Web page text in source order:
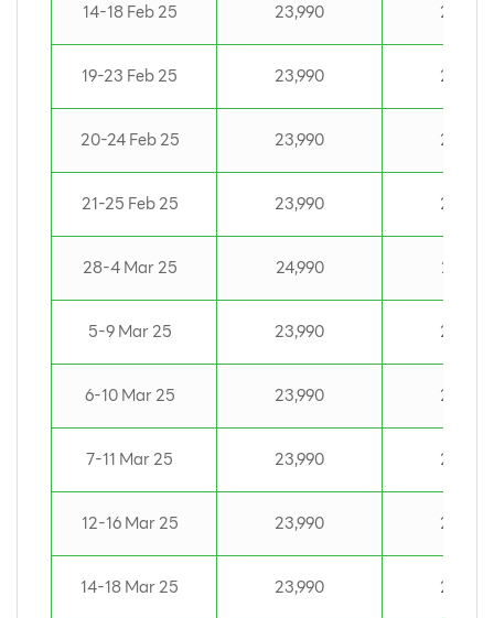
14-18 Feb 25 23,990 23,990
19-23 Feb 25 23,990 23,990
20-24 Feb 25 23,990 23,990
21-25 Feb 25 23,990 23,990
28-4 Mar 25 24,990 24,990
5-9 Mar 25 23,990 23,990
6-10 Mar 25 23,990 23,990
7-11 Mar 25 23,990 23,990
12-16 Mar 25 23,990 23,990
14-18 Mar 25 23,990 23,990